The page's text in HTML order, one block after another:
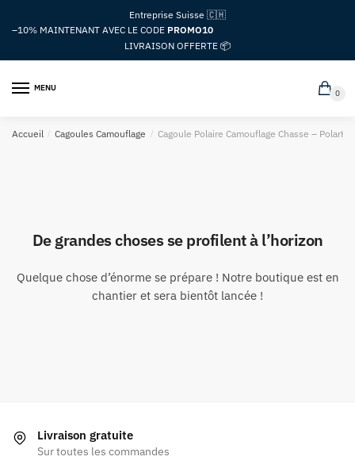
navigation
au
Entreprise Suisse 🇨🇭
–10% MAINTENANT AVEC LE CODE PROMO10
LIVRAISON OFFERTE 📦
MENU
0
Accueil / Cagoules Camouflage / Cagoule Polaire Camouflage Chasse –
De grandes choses se profilent à l’horizon
Quelque chose d’énorme se prépare ! Notre boutique est en
chantier et sera bientôt lancée !
Livraison gratuite
Sur toutes les commandes